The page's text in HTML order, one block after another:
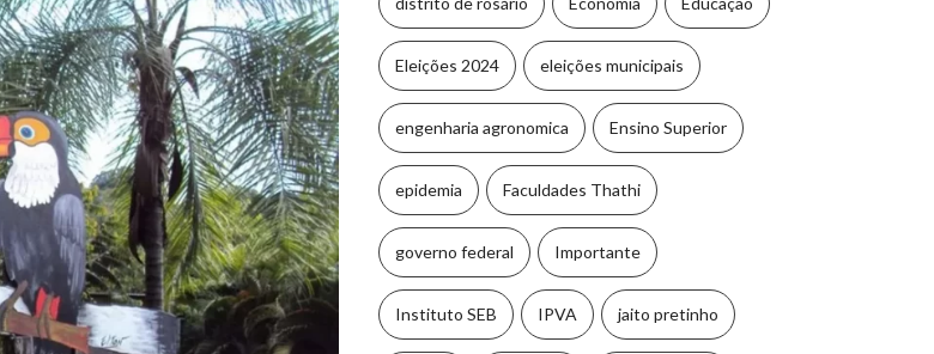
Eleições 2024 eleições municipais
engenharia agronomica Ensino Superior
epidemia Faculdades Thathi
governo federal Importante
Instituto SEB IPVA jaito pretinho